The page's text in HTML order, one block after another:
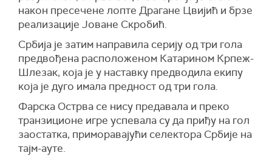
након пресечене лопте Драгане Цвијић и брзе
реализације Јоване Скробић.
Србија је затим направила серију од три гола
предвођена расположеном Катарином Крпеж-
Шлезак, која је у наставку предводила екипу
која је дуго имала предност од три гола.
Фарска Острва се нису предавала и преко
транзиционе игре успевала су да приђу на гол
заостатка, приморавајући селектора Србије на
тајм-ауте.